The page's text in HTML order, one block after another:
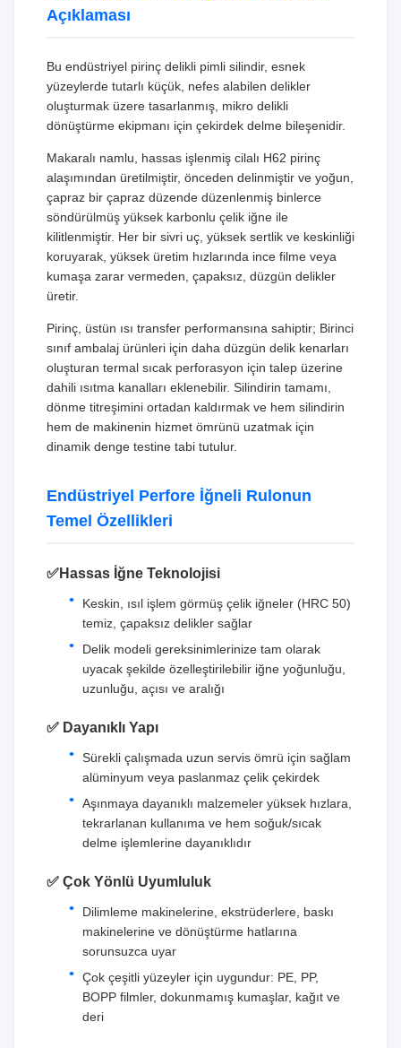
Açıklaması
Bu endüstriyel pirinç delikli pimli silindir, esnek
yüzeylerde tutarlı küçük, nefes alabilen delikler
oluşturmak üzere tasarlanmış, mikro delikli
dönüştürme ekipmanı için çekirdek delme bileşenidir.
Makaralı namlu, hassas işlenmiş cilalı H62 pirinç
alaşımından üretilmiştir, önceden delinmiştir ve yoğun,
çapraz bir çapraz düzende düzenlenmiş binlerce
söndürülmüş yüksek karbonlu çelik iğne ile
kilitlenmiştir. Her bir sivri uç, yüksek sertlik ve keskinliği
koruyarak, yüksek üretim hızlarında ince filme veya
kumaşa zarar vermeden, çapaksız, düzgün delikler
üretir.
Pirinç, üstün ısı transfer performansına sahiptir; Birinci
sınıf ambalaj ürünleri için daha düzgün delik kenarları
oluşturan termal sıcak perforasyon için talep üzerine
dahili ısıtma kanalları eklenebilir. Silindirin tamamı,
dönme titreşimini ortadan kaldırmak ve hem silindirin
hem de makinenin hizmet ömrünü uzatmak için
dinamik denge testine tabi tutulur.
Endüstriyel Perfore İğneli Rulonun
Temel Özellikleri
✅Hassas İğne Teknolojisi
Keskin, ısıl işlem görmüş çelik iğneler (HRC 50)
temiz, çapaksız delikler sağlar
Delik modeli gereksinimlerinize tam olarak
uyacak şekilde özelleştirilebilir iğne yoğunluğu,
uzunluğu, açısı ve aralığı
✅ Dayanıklı Yapı
Sürekli çalışmada uzun servis ömrü için sağlam
alüminyum veya paslanmaz çelik çekirdek
Aşınmaya dayanıklı malzemeler yüksek hızlara,
tekrarlanan kullanıma ve hem soğuk/sıcak
delme işlemlerine dayanıklıdır
✅ Çok Yönlü Uyumluluk
Dilimleme makinelerine, ekstrüderlere, baskı
makinelerine ve dönüştürme hatlarına
sorunsuzca uyar
Çok çeşitli yüzeyler için uygundur: PE, PP,
BOPP filmler, dokunmamış kumaşlar, kağıt ve
deri